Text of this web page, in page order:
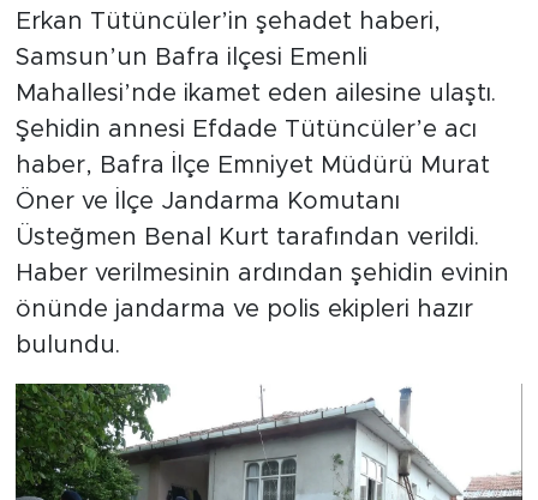
Erkan Tütüncüler’in şehadet haberi,
Samsun’un Bafra ilçesi Emenli
Mahallesi’nde ikamet eden ailesine ulaştı.
Şehidin annesi Efdade Tütüncüler’e acı
haber, Bafra İlçe Emniyet Müdürü Murat
Öner ve İlçe Jandarma Komutanı
Üsteğmen Benal Kurt tarafından verildi.
Haber verilmesinin ardından şehidin evinin
önünde jandarma ve polis ekipleri hazır
bulundu.